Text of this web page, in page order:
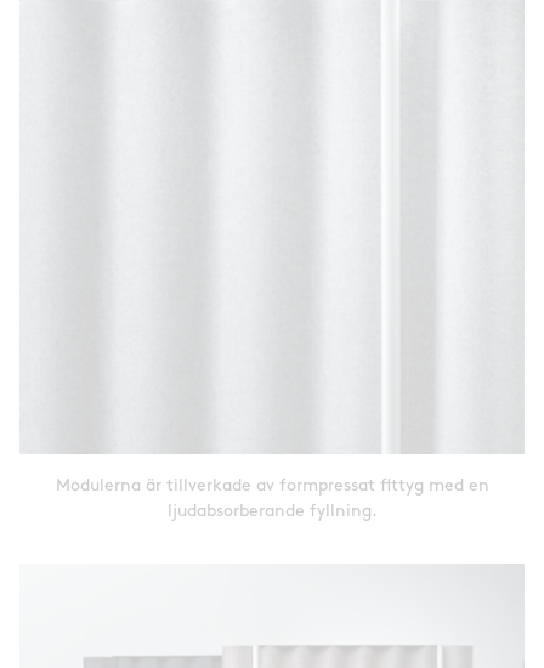
Modulerna är tillverkade av formpressat flttyg med en
ljudabsorberande fyllning.